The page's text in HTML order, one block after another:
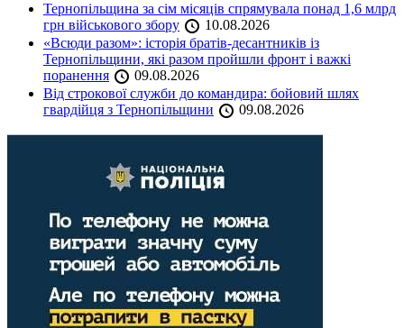
Тернопільщина за сім місяців спрямувала понад 1,6 млрд
грн військового збору
10.08.2026
«Всюди разом»: історія братів-десантників із
Тернопільщини, які разом пройшли фронт і важкі
поранення
09.08.2026
Від строкової служби до командира: бойовий шлях
гвардійця з Тернопільщини
09.08.2026